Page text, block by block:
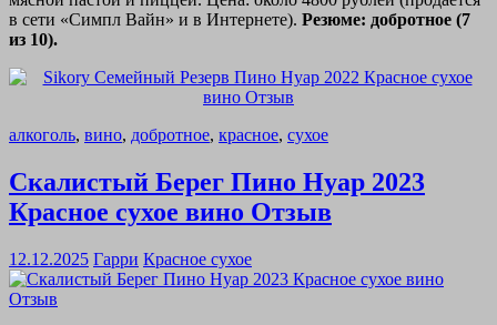
в сети «Симпл Вайн» и в Интернете). Резюме: добротное (7
из 10).
алкоголь, вино, добротное, красное, сухое
Скалистый Берег Пино Нуар 2023
Красное сухое вино Отзыв
12.12.2025 Гарри Красное сухое